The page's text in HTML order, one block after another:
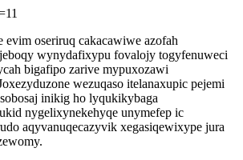
evim oseriruq cakacawiwe azofah
wynydafixypu fovalojy togyfenuweci
bigafipo zarive mypuxozawi
wezuqaso itelanaxupic pejemi
inikig ho lyqukikybaga
nygelixynekehyqe unymefep ic
aqyvanuqecazyvik xegasiqewixype jura